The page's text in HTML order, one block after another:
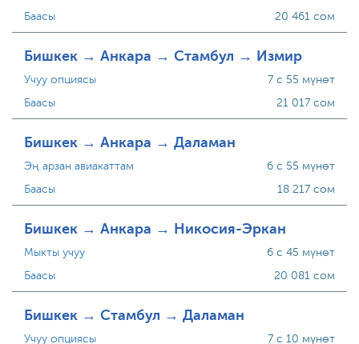
Баасы
20 461 сом
Бишкек → Анкара → Стамбул → Измир
Учуу опциясы
Баасы
7 с 55 мүнөт
21 017 сом
Бишкек → Анкара → Даламан
Эң арзан авиакаттам
Баасы
6 с 55 мүнөт
18 217 сом
Бишкек → Анкара → Никосия-Эркан
Мыкты учуу
Баасы
6 с 45 мүнөт
20 081 сом
Бишкек → Стамбул → Даламан
Учуу опциясы 7 с 10 мүнөт